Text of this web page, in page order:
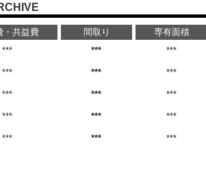
・共益費 間取り 専有面積
*** *** ***
*** *** ***
*** *** ***
*** *** ***
*** *** ***